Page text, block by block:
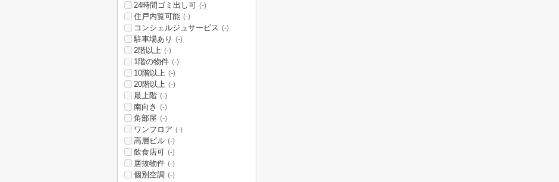
24時間ゴミ出し可 (-)
住戸内覧可能 (-)
コンシェルジュサービス (-)
駐車場あり (-)
2階以上 (-)
1階の物件 (-)
10階以上 (-)
20階以上 (-)
最上階 (-)
南向き (-)
角部屋 (-)
ワンフロア (-)
高層ビル (-)
飲食店可 (-)
居抜物件 (-)
個別空調 (-)